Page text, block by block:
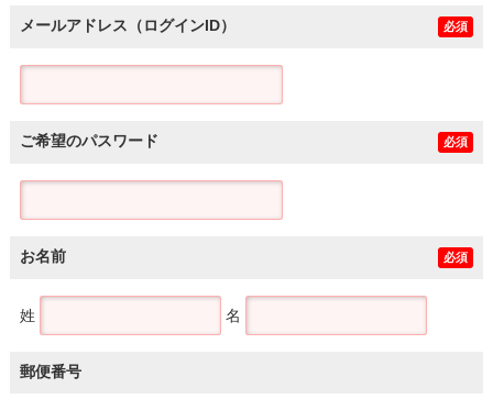
メールアドレス（ログインID） 必須
ご希望のパスワード 必須
お名前 必須
姓 名
郵便番号